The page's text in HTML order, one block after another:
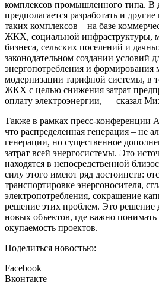
комплексов промышленного типа. В
предполагается разработать и
таких комплексов – на базе
ЖКХ, социальной инфраструктуры,
бизнеса, сельских поселений и
законодательном создании условий
энергопотребления и формирования
модернизации тарифной системы, в
ЖКХ с целью снижения затрат
оплату электроэнергии, — сказал
Также в рамках пресс-конференции
что распределенная генерация – не
генерации, но существенное
затрат всей энергосистемы. Это
находятся в непосредственной
силу этого имеют ряд достоинств:
транспортировке энергоносителя,
электропотребления, сокращение
решение этих проблем. Это решение
новых объектов, где важно понимать
окупаемость проектов.
Поделиться новостью:
Facebook
Вконтакте